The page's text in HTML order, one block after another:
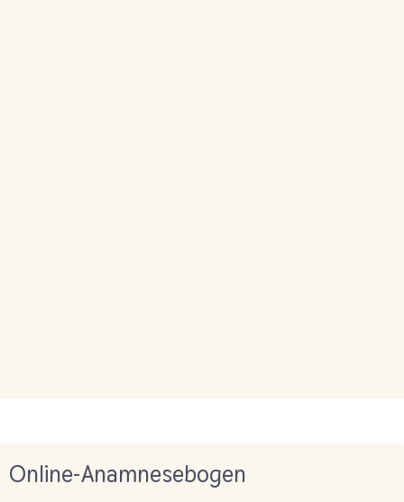
Online-Anamnesebogen